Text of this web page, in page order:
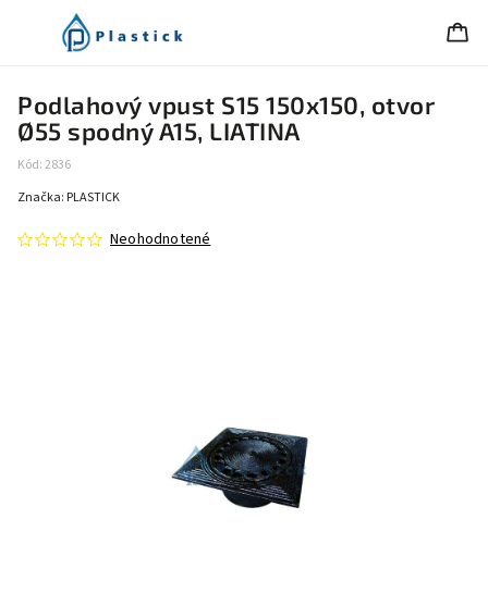
Podlahový vpust S15 150x150, otvor
Ø55 spodný A15, LIATINA
Kód:2836
Neohodnotené
Značka: PLASTICK